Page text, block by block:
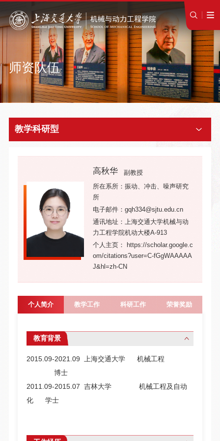
师资队伍
教学科研型
高秋华
副教授
所在系所：振动、冲击、噪声研究
所
电子邮件：gqh334@sjtu.edu.cn
通讯地址：上海交通大学机械与动
力工程学院机动大楼A-913
个人主页： https://scholar.google.c
om/citations?user=C-fGgWAAAAA
J&hl=zh-CN
个人简介 教学工作 科研工作 荣誉奖励
教育背景
2015.09-2021.09 上海交通大学 机械工程
博士
2011.09-2015.07 吉林大学 机械工程及自动
化 学士